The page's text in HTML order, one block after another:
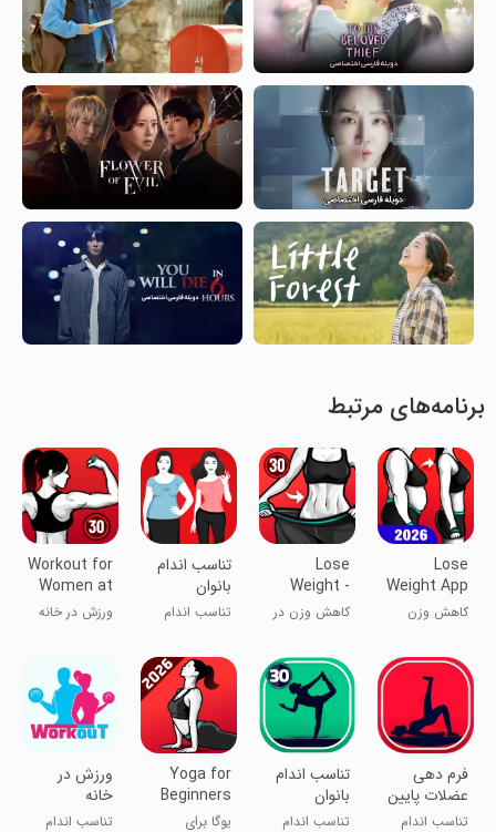
برنامه‌های مرتبط
Lose
Weight App
for Women
کاهش وزن
Lose
Weight -
Weight
Loss App
کاهش وزن در
تناسب اندام
بانوان
تناسب اندام
Workout for
Women at
home
ورزش در خانه
فرم دهی
عضلات پایین
تنه بانوان
تناسب اندام
تناسب اندام
بانوان
تناسب اندام
Yoga for
Beginners
Weight
یوگا برای
ورزش در
خانه
تناسب اندام